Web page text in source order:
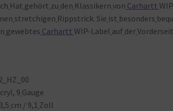
Hat gehört zu den Klassikern von Carhartt
stretchigen Rippstrick. Sie ist besonders
gewebtes Carhartt WIP-Label auf der
9 Gauge
cm / 9,1 Zoll